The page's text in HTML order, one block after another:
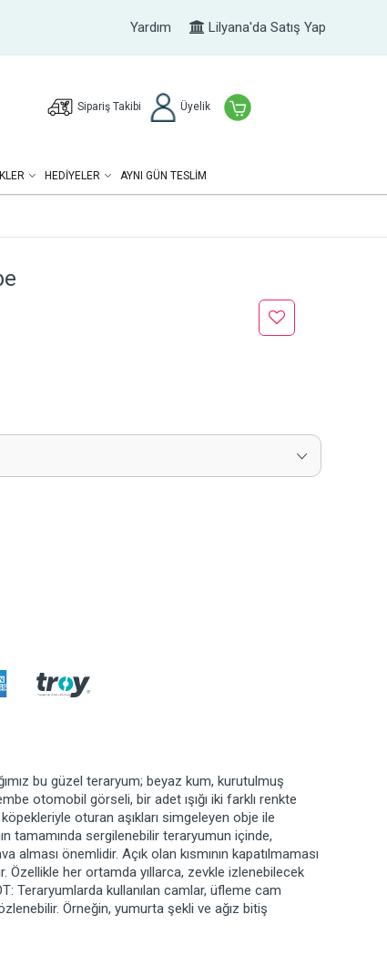
Yardım Lilyana'da Satış Yap
Sipariş Takibi Üyelik
HEDIYELER AYNI GÜN TESLİM
bu güzel teraryum; beyaz kum, kurutulmuş
otomobil görseli, bir adet ışığı iki farklı renkte
oturan aşıkları simgeleyen obje ile
tamamında sergilenebilir teraryumun içinde,
önemlidir. Açık olan kısmının kapatılmaması
Özellikle her ortamda yıllarca, zevkle izlenebilecek
Teraryumlarda kullanılan camlar, üfleme cam
Örneğin, yumurta şekli ve ağız bitiş